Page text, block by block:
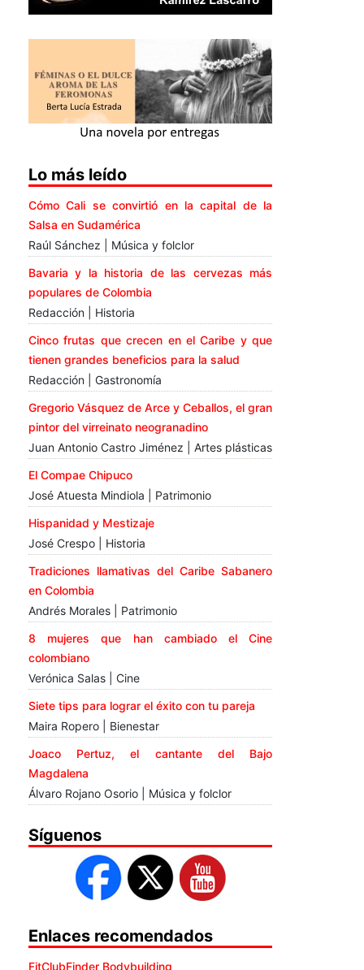
Lo más leído
Cómo Cali se convirtió en la capital de la
Salsa en Sudamérica
Raúl Sánchez | Música y folclor
Bavaria y la historia de las cervezas más
populares de Colombia
Redacción | Historia
Cinco frutas que crecen en el Caribe y que
tienen grandes beneficios para la salud
Redacción | Gastronomía
Gregorio Vásquez de Arce y Ceballos, el gran
pintor del virreinato neogranadino
Juan Antonio Castro Jiménez | Artes plásticas
El Compae Chipuco
José Atuesta Mindiola | Patrimonio
Hispanidad y Mestizaje
José Crespo | Historia
Tradiciones llamativas del Caribe Sabanero
en Colombia
Andrés Morales | Patrimonio
8 mujeres que han cambiado el Cine
colombiano
Verónica Salas | Cine
Siete tips para lograr el éxito con tu pareja
Maira Ropero | Bienestar
Joaco Pertuz, el cantante del Bajo
Magdalena
Álvaro Rojano Osorio | Música y folclor
Síguenos
Enlaces recomendados
FitClubFinder Bodybuilding